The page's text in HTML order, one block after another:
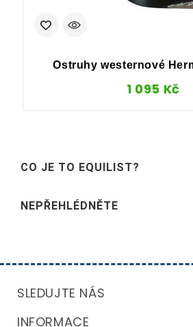
Ostruhy westernové
1 095 Kč
CO JE TO EQUILIST?
NEPŘEHLÉDNĚTE
SLEDUJTE NÁS
INFORMACE